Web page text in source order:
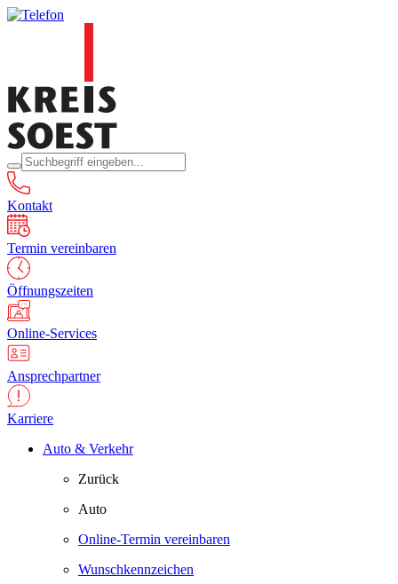
Kontakt
Termin vereinbaren
Öffnungszeiten
Online-Services
Ansprechpartner
Karriere
Auto & Verkehr
Zurück
Auto
Online-Termin vereinbaren
Wunschkennzeichen